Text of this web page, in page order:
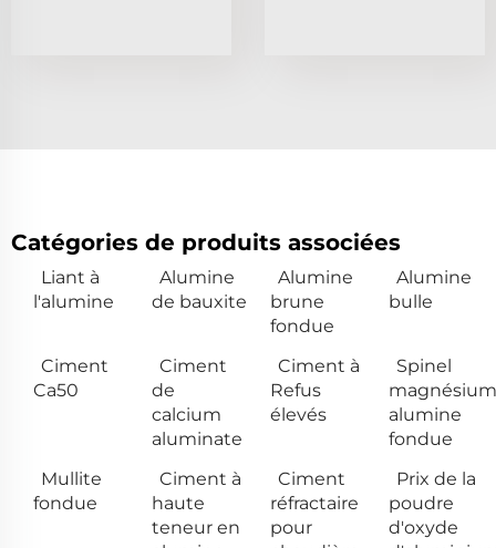
Catégories de produits associées
Liant à
l'alumine
Alumine
de bauxite
Alumine
brune
fondue
Alumine
bulle
Ciment
Ca50
Ciment
de
calcium
aluminate
Ciment à
Refus
élevés
Spinel
magnésium
alumine
fondue
Mullite
fondue
Ciment à
haute
teneur en
Ciment
réfractaire
pour
Prix de la
poudre
d'oxyde